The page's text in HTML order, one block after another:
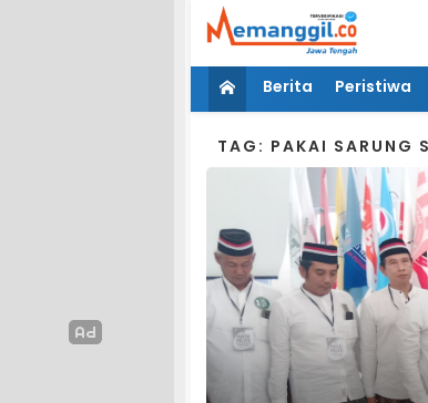
Berita Peristiwa
TAG: PAKAI SARUNG